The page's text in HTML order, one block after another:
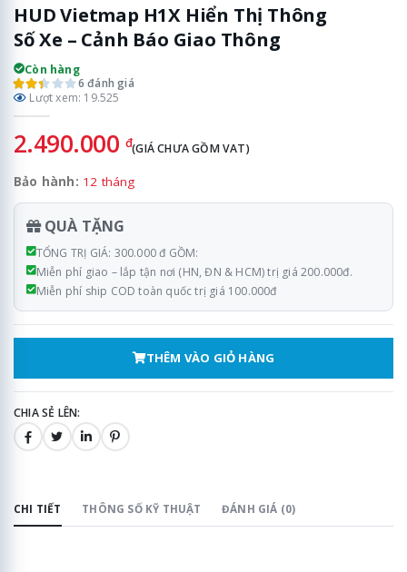
HUD Vietmap H1X Hiển Thị Thông
Số Xe – Cảnh Báo Giao Thông
Còn hàng
6 đánh giá
Lượt xem: 19.525
2.490.000 đ(GIÁ CHƯA GỒM VAT)
Bảo hành: 12 tháng
QUÀ TẶNG
TỔNG TRỊ GIÁ: 300.000 đ GỒM:
Miễn phí giao – lắp tận nơi (HN, ĐN & HCM) trị giá 200.000đ.
Miễn phí ship COD toàn quốc trị giá 100.000đ
THÊM VÀO GIỎ HÀNG
CHIA SẺ LÊN:
CHI TIẾT THÔNG SỐ KỸ THUẬT ĐÁNH GIÁ (0)